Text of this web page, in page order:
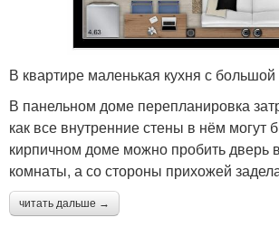
В квартире маленькая кухня с
В панельном доме перепланировка
как все внутренние стены в нём могут
кирпичном доме можно пробить дверь
комнаты, а со стороны прихожей
читать дальше →